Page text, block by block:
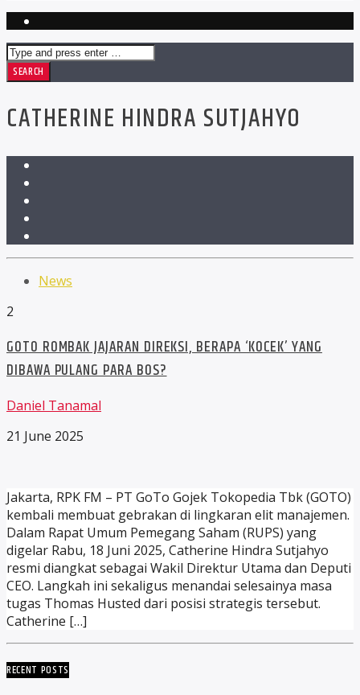
CATHERINE HINDRA SUTJAHYO
News
2
GOTO ROMBAK JAJARAN DIREKSI, BERAPA ‘KOCEK’ YANG
DIBAWA PULANG PARA BOS?
Daniel Tanamal
21 June 2025
Jakarta, RPK FM – PT GoTo Gojek Tokopedia Tbk (GOTO)
kembali membuat gebrakan di lingkaran elit manajemen.
Dalam Rapat Umum Pemegang Saham (RUPS) yang
digelar Rabu, 18 Juni 2025, Catherine Hindra Sutjahyo
resmi diangkat sebagai Wakil Direktur Utama dan Deputi
CEO. Langkah ini sekaligus menandai selesainya masa
tugas Thomas Husted dari posisi strategis tersebut.
Catherine […]
RECENT POSTS